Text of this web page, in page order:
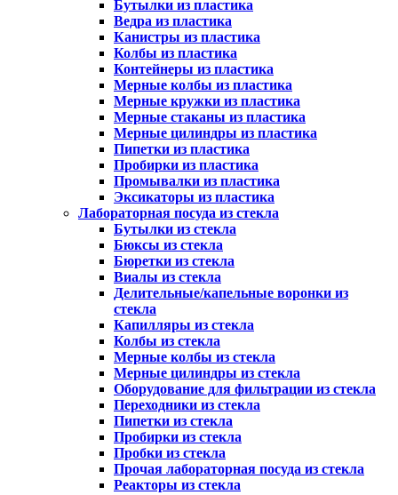
Бутылки из пластика
Ведра из пластика
Канистры из пластика
Колбы из пластика
Контейнеры из пластика
Мерные колбы из пластика
Мерные кружки из пластика
Мерные стаканы из пластика
Мерные цилиндры из пластика
Пипетки из пластика
Пробирки из пластика
Промывалки из пластика
Эксикаторы из пластика
Лабораторная посуда из стекла
Бутылки из стекла
Бюксы из стекла
Бюретки из стекла
Виалы из стекла
Делительные/капельные воронки из
стекла
Капилляры из стекла
Колбы из стекла
Мерные колбы из стекла
Мерные цилиндры из стекла
Оборудование для фильтрации из стекла
Переходники из стекла
Пипетки из стекла
Пробирки из стекла
Пробки из стекла
Прочая лабораторная посуда из стекла
Реакторы из стекла